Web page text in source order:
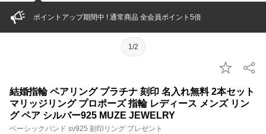
ポイントアップ期間中 ! 通常商品 全会員ポイント5倍
1/2
結婚指輪 ペアリング プラチナ 刻印 名入れ無料 2本セット
マリッジリング プロポーズ 指輪 レディース メンズ リン
グ ペア シルバー925 MUZE JEWELRY
ベーシックバンド sv925 刻印リング プレゼント